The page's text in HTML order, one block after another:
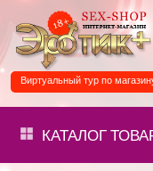
Виртуальный тур по
КАТАЛОГ